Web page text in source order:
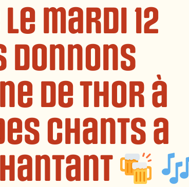
mardi 12
donnons
de Thor à
chants a